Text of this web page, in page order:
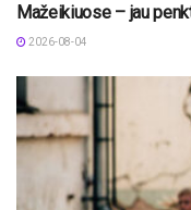
Mažeikiuose – jau
2026-08-04